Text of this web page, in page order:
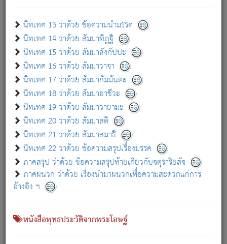
นิทเทศ 13 ว่าด้วย ข้อความนำมรรค
นิทเทศ 14 ว่าด้วย สัมมาทิฏฐิ
นิทเทศ 15 ว่าด้วย สัมมาสังกัปปะ
นิทเทศ 16 ว่าด้วย สัมมาวาจา
นิทเทศ 17 ว่าด้วย สัมมากัมมันตะ
นิทเทศ 18 ว่าด้วย สัมมาอาชีวะ
นิทเทศ 19 ว่าด้วย สัมมาวายามะ
นิทเทศ 20 ว่าด้วย สัมมาสติ
นิทเทศ 21 ว่าด้วย สัมมาสมาธิ
นิทเทศ 22 ว่าด้วย ข้อความสรุปเรื่องมรรค
ภาคสรุป ว่าด้วย ข้อความสรุปท้ายเกี่ยวกับจตุราริยสัจ
ภาคผนวก ว่าด้วย เรื่องนำมาผนวกเพื่อความสะดวกแก่การ
อ้างอิง ฯ
หนังสือพุทธประวัติจากพระโอษฐ์
เกี่ยวกับธรรมโฆษณ์ออนไลน์ (Disclaimer)
แม้ระบบ "ธรรมโฆษณ์ออนไลน์" พยายามปรับปรุงข้อมูลให้ถูกต้องมากที่สุด
ผู้ศึกษาก็พึงตรวจสอบกับตัวเล่มหนังสือต้นฉบับ ที่มีการพิมพ์ครั้งล่าสุด
ก่อนนำข้อมูลไปใช้ในการอ้างอิง"
เกี่ยวกับอัตถจารี|เกี่ยวกับการพัฒนา|แจ้งข้อผิดพลาด / แนะนำ
หนังสือที่เกี่ยวข้อง